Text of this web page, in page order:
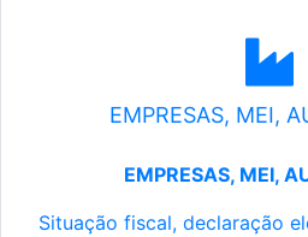
EMPRESAS, MEI,
EMPRESAS, MEI,
Situação fiscal, declaração